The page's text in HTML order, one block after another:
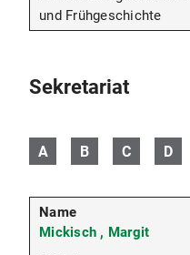
und Frühgeschichte
Sekretariat
A B C D
Mickisch , Margit